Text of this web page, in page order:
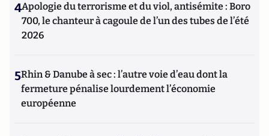
4Apologie du terrorisme et du viol, antisémite : Boro
700, le chanteur à cagoule de l’un des tubes de l’été
2026
5Rhin & Danube à sec : l’autre voie d’eau dont la
fermeture pénalise lourdement l’économie
européenne